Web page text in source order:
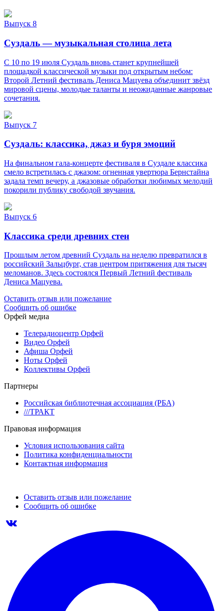
Выпуск 8
Суздаль — музыкальная столица лета
С 10 по 19 июля Суздаль вновь станет крупнейшей
площадкой классической музыки под открытым небом:
Второй Летний фестиваль Дениса Мацуева объединит звёзд
мировой сцены, молодые таланты и неожиданные жанровые
сочетания.
Выпуск 7
Суздаль: классика, джаз и буря эмоций
На финальном гала‑концерте фестиваля в Суздале классика
смело встретилась с джазом: огненная увертюра Бернстайна
задала темп вечеру, а джазовые обработки любимых мелодий
покорили публику свободой звучания.
Выпуск 6
Классика среди древних стен
Прошлым летом древний Суздаль на неделю превратился в
российский Зальцбург, став центром притяжения для тысяч
меломанов. Здесь состоялся Первый Летний фестиваль
Дениса Мацуева.
Оставить отзыв или пожелание
Сообщить об ошибке
Орфей медиа
Телерадиоцентр Орфей
Видео Орфей
Афиша Орфей
Ноты Орфей
Коллективы Орфей
Партнеры
Российская библиотечная ассоциация (РБА)
///ТРАКТ
Правовая информация
Условия использования сайта
Политика конфиденциальности
Контактная информация
Оставить отзыв или пожелание
Сообщить об ошибке